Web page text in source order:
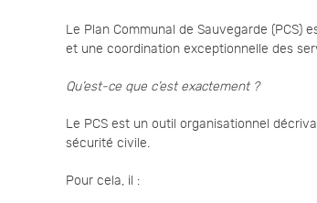
Le Plan Communal de Sauvegarde
et une coordination exceptionnelle des
Qu’est-ce que c’est exactement ?
Le PCS est un outil organisationnel
sécurité civile.
Pour cela, il :